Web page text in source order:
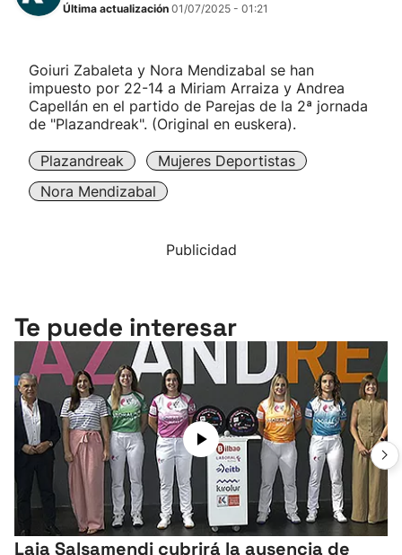
Carreras de montaña
"Helmuga"
Última actualización 01/07/2025 - 01:21
Goiuri Zabaleta y Nora Mendizabal se han
impuesto por 22-14 a Miriam Arraiza y Andrea
Capellán en el partido de Parejas de la 2ª jornada
de "Plazandreak". (Original en euskera).
Plazandreak
Mujeres Deportistas
Nora Mendizabal
Publicidad
Te puede interesar
Laia Salsamendi cubrirá la ausencia de